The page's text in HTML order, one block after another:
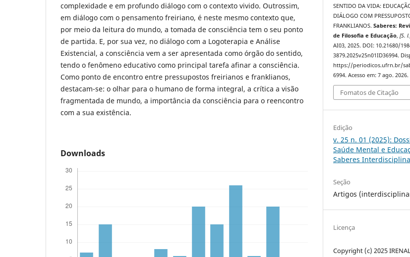
complexidade e em profundo diálogo com o contexto vivido. Outrossim,
em diálogo com o pensamento freiriano, é neste mesmo contexto que,
por meio da leitura do mundo, a tomada de consciência tem o seu ponto
de partida. E, por sua vez, no diálogo com a Logoterapia e Análise
Existencial, a consciência vem a ser apresentada como órgão do sentido,
tendo o fenômeno educativo como principal tarefa afinar a consciência.
Como ponto de encontro entre pressupostos freirianos e franklianos,
destacam-se: o olhar para o humano de forma integral, a crítica a visão
fragmentada de mundo, a importância da consciência para o reencontro
com a sua existência.
Downloads
SENTIDO DA VIDA:
DIÁLOGO COM
FRANKLIANOS.Saberes:
de Filosofia e Educação,[S.
AI03, 2025. DOI: 10.21680/
3879.2025v25n01ID36994.
https://periodicos.ufrn.br/
6994. Acesso em: 7 ago. 2026.
Fomatos de Citação
Edição
v. 25 n. 01 (2025):
Saúde Mental e
Saberes
Seção
Artigos
Licença
Copyright (c) 2025